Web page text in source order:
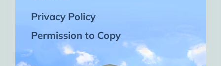
Privacy Policy
Permission to Copy